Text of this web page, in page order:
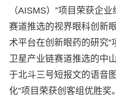
（AISMS）”项目荣获企
赛道推选的视界眼科创新
术平台在创新眼药的研究”
卫星产业链赛道推选的中
于北斗三号短报文的语音
化”项目荣获创客组优胜